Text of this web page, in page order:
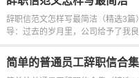
辞职信范文怎样写最简洁（精选3
导：过去的岁月里，公司给予了我良
简单的普通员工辞职信合集